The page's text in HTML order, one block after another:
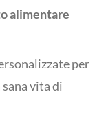
alimentare
per
vita di